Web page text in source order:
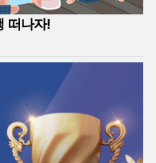
떠나자!